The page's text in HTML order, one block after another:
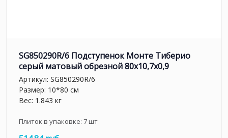
SG850290R/6 Подступенок Монте Тиберио
серый матовый обрезной 80x10,7x0,9
Артикул: SG850290R/6
Размер: 10*80 см
Вес: 1.843 кг
Плиток в упаковке: 7шт